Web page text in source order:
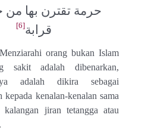
حرمة تقترن بها من
قرابة[6]
orang bukan Islam
sakit adalah dibenarkan,
adalah dikira sebagai
kepada kenalan-kenalan sama
kalangan jiran tetangga atau